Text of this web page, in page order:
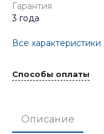
Гарантия
3 года
Все характеристики
Способы оплаты
Описание